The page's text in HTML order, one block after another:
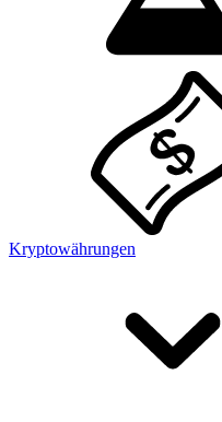
Kryptowährungen